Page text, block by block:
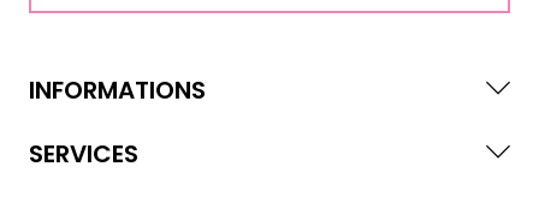
INFORMATIONS
SERVICES